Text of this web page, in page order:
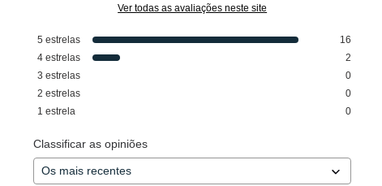
Ver todas as avaliações neste site
5 estrelas
16
4 estrelas
2
3 estrelas
0
2 estrelas
0
1 estrela 0
Classificar as opiniões